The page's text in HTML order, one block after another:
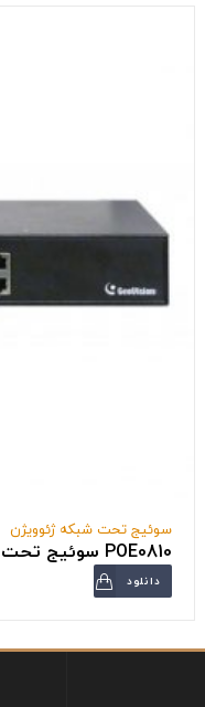
سوئیج تحت شبکه ژئوویژن
POE0810 سوئیج تحت شبکه ژئوویژن
دانلود